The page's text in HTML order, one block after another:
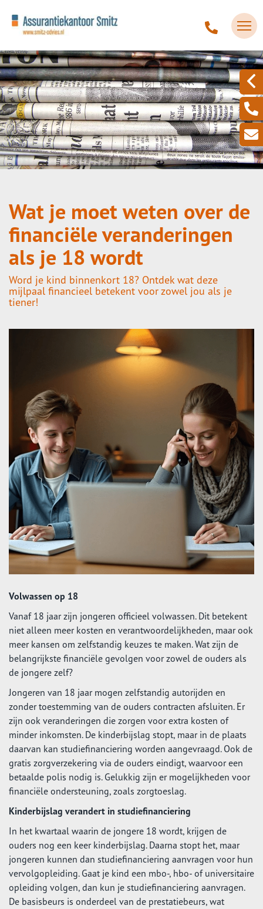
Wat je moet weten over de
financiële veranderingen
als je 18 wordt
Word je kind binnenkort 18? Ontdek wat deze
mijlpaal financieel betekent voor zowel jou als je
tiener!
Volwassen op 18
Vanaf 18 jaar zijn jongeren officieel volwassen. Dit betekent
niet alleen meer kosten en verantwoordelijkheden, maar ook
meer kansen om zelfstandig keuzes te maken. Wat zijn de
belangrijkste financiële gevolgen voor zowel de ouders als
de jongere zelf?
Jongeren van 18 jaar mogen zelfstandig autorijden en
zonder toestemming van de ouders contracten afsluiten. Er
zijn ook veranderingen die zorgen voor extra kosten of
minder inkomsten. De kinderbijslag stopt, maar in de plaats
daarvan kan studiefinanciering worden aangevraagd. Ook de
gratis zorgverzekering via de ouders eindigt, waarvoor een
betaalde polis nodig is. Gelukkig zijn er mogelijkheden voor
financiële ondersteuning, zoals zorgtoeslag.
Kinderbijslag verandert in studiefinanciering
In het kwartaal waarin de jongere 18 wordt, krijgen de
ouders nog een keer kinderbijslag. Daarna stopt het, maar
jongeren kunnen dan studiefinanciering aanvragen voor hun
vervolgopleiding. Gaat je kind een mbo-, hbo- of universitaire
opleiding volgen, dan kun je studiefinanciering aanvragen.
De basisbeurs is onderdeel van de prestatiebeurs, wat